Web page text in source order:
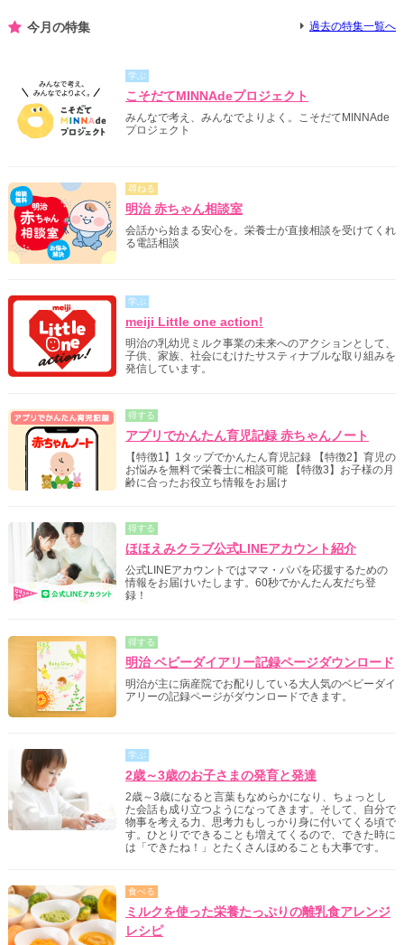
今月の特集 過去の特集一覧へ
学ぶ
こそだてMINNAdeプロジェクト
みんなで考え、みんなでよりよく。こそだてMINNAde
プロジェクト
尋ねる
明治 赤ちゃん相談室
会話から始まる安心を。栄養士が直接相談を受けてくれ
る電話相談
学ぶ
meiji Little one action!
明治の乳幼児ミルク事業の未来へのアクションとして、
子供、家族、社会にむけたサスティナブルな取り組みを
発信しています。
得する
アプリでかんたん育児記録 赤ちゃんノート
【特徴1】1タップでかんたん育児記録 【特徴2】育児の
お悩みを無料で栄養士に相談可能 【特徴3】お子様の月
齢に合ったお役立ち情報をお届け
得する
ほほえみクラブ公式LINEアカウント紹介
公式LINEアカウントではママ・パパを応援するための
情報をお届けいたします。60秒でかんたん友だち登
録！
得する
明治 ベビーダイアリー記録ページダウンロード
明治が主に病産院でお配りしている大人気のベビーダイ
アリーの記録ページがダウンロードできます。
学ぶ
2歳～3歳のお子さまの発育と発達
2歳～3歳になると言葉もなめらかになり、ちょっとし
た会話も成り立つようになってきます。そして、自分で
物事を考える力、思考力もしっかり身に付いてくる頃で
す。ひとりでできることも増えてくるので、できた時に
は「できたね！」とたくさんほめることも大事です。
食べる
ミルクを使った栄養たっぷりの離乳食アレンジ
レシピ